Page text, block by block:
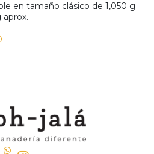
en tamaño clásico de 1,050 g
aprox.